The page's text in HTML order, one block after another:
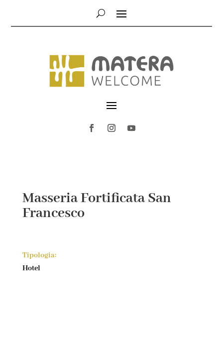
Masseria Fortificata San
Francesco
Tipologia:
Hotel